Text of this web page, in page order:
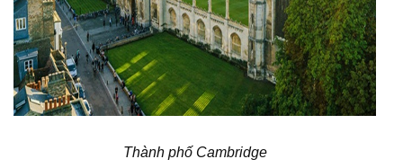
Thành phố Cambridge